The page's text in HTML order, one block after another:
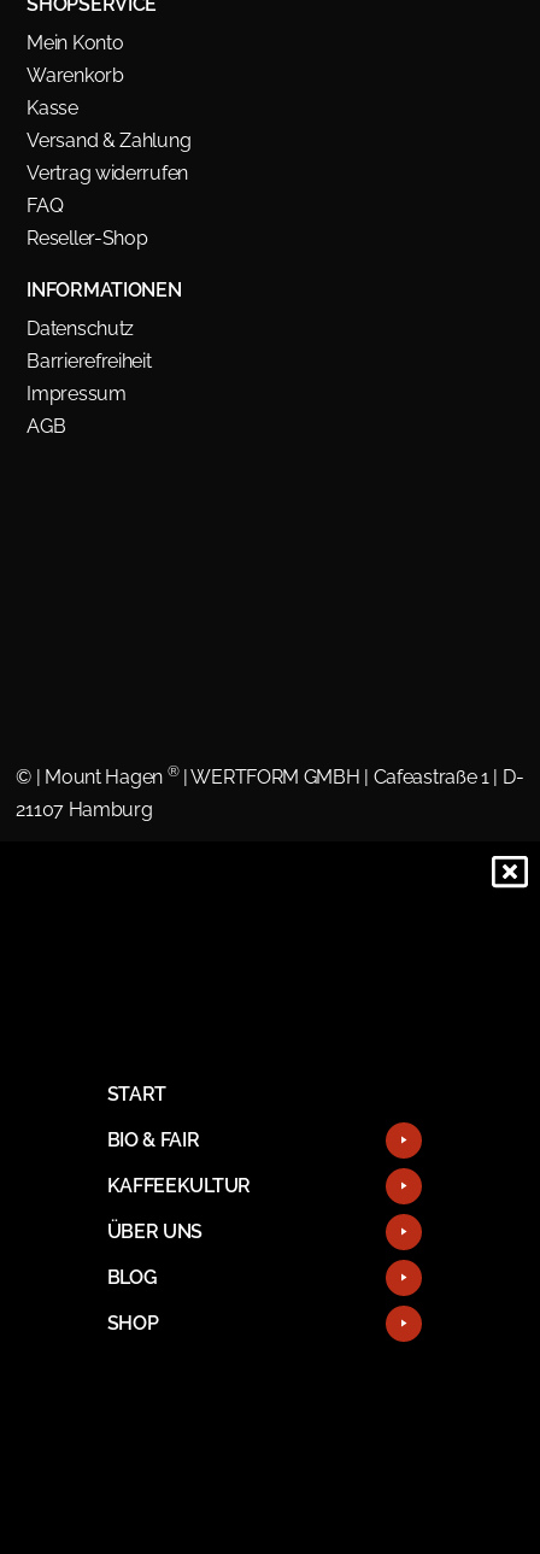
SHOPSERVICE
Mein Konto
Warenkorb
Kasse
Versand & Zahlung
Vertrag widerrufen
FAQ
Reseller-Shop
INFORMATIONEN
Datenschutz
Barrierefreiheit
Impressum
AGB
© | Mount Hagen ®| WERTFORM GMBH | Cafeastraße 1 | D-
21107 Hamburg
START
BIO & FAIR
KAFFEEKULTUR
ÜBER UNS
BLOG
SHOP